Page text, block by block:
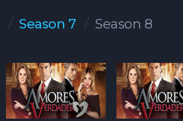
Season 7
Season 8